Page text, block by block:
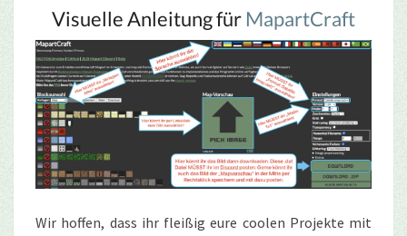
Visuelle Anleitung für MapartCraft
Wir hoffen, dass ihr fleißig eure coolen Projekte mit